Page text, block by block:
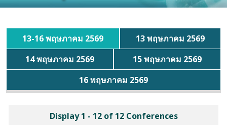
13-16 พฤษภาคม 2569
13 พฤษภาคม 2569
14 พฤษภาคม 2569
15 พฤษภาคม 2569
16 พฤษภาคม 2569
Display 1 - 12 of 12 Conferences